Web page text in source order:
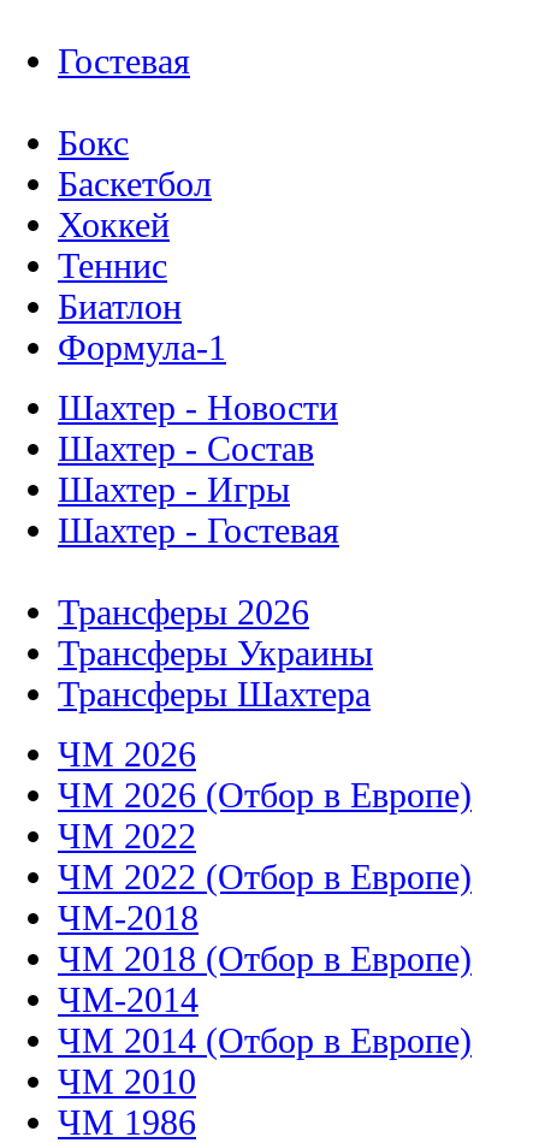
Гостевая
Бокс
Баскетбол
Хоккей
Теннис
Биатлон
Формула-1
Шахтер - Новости
Шахтер - Состав
Шахтер - Игры
Шахтер - Гостевая
Трансферы 2026
Трансферы Украины
Трансферы Шахтера
ЧМ 2026
ЧМ 2026 (Отбор в Европе)
ЧМ 2022
ЧМ 2022 (Отбор в Европе)
ЧМ-2018
ЧМ 2018 (Отбор в Европе)
ЧМ-2014
ЧМ 2014 (Отбор в Европе)
ЧМ 2010
ЧМ 1986